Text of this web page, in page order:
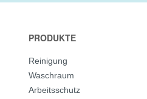
PRODUKTE
Reinigung
Waschraum
Arbeitsschutz